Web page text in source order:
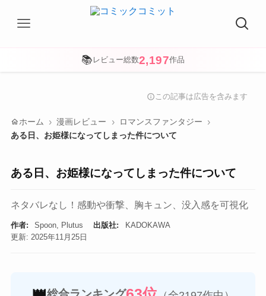
📚 レビュー総数2,197作品
info この記事は広告を含みます
home ホーム 漫画レビュー
ロマンスファンタジー
ある日、お姫様になってしまった件について
ある日、お姫様になってしまった件について
ネタバレなし！感動や衝撃、胸キュン、没入感を可視化
作者: Spoon, Plutus 出版社:
KADOKAWA
更新: 2025年11月25日